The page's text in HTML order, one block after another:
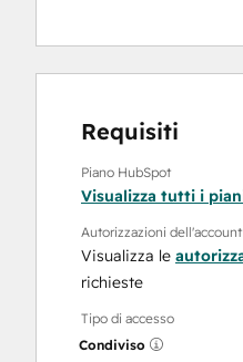
Requisiti
Piano HubSpot
Visualizza tutti i
Autorizzazioni
Visualizza le
richieste
Tipo di accesso
Condiviso